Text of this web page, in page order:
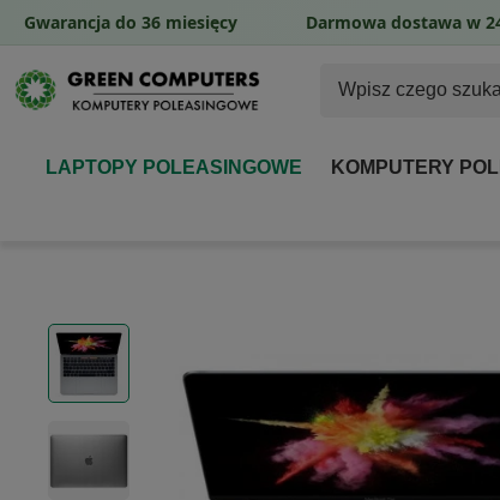
LAPTOPY POLEASINGOWE KOMPUTERY
Gwarancja do 36 miesięcy Darmowa dostawa w